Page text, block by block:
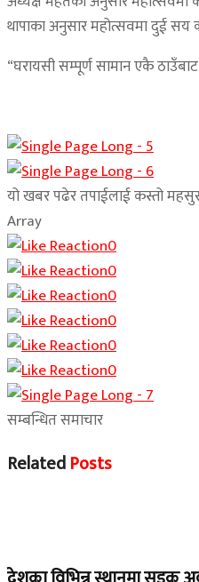
थापाका अनुसार महोत्सवमा दुई सय
“घरायसी सम्पूर्ण सामान एकै
यो खबर पढेर तपाईलाई कस्तो
Array
0
0
0
0
0
0
सम्बन्धित समाचार
RelatedPosts